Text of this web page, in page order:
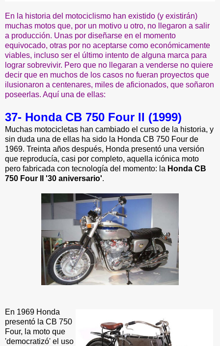
En la historia del motociclismo han existido (y existirán)
muchas motos que, por un motivo u otro, no llegaron a salir
a producción. Unas por diseñarse en el momento
equivocado, otras por no aceptarse como económicamente
viables, incluso ser el último intento de alguna marca para
lograr sobrevivir. Pero que no llegaran a venderse no quiere
decir que en muchos de los casos no fueran proyectos que
ilusionaron a centenares, miles de aficionados, que soñaron
poseerlas. Aquí una de ellas:
37- Honda CB 750 Four II (1999)
Muchas motocicletas han cambiado el curso de la historia, y
sin duda una de ellas ha sido la Honda CB 750 Four de
1969. Treinta años después, Honda presentó una versión
que reproducía, casi por completo, aquella icónica moto
pero fabricada con tecnología del momento: la Honda CB
750 Four II '30 aniversario'.
En 1969 Honda
presentó la CB 750
Four, la moto que
'democratizó' el uso